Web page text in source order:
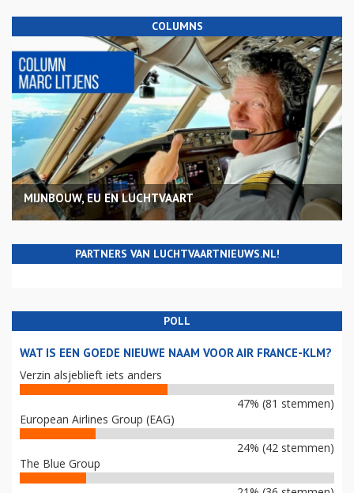
COLUMNS
MIJNBOUW, EU EN LUCHTVAART
PARTNERS VAN LUCHTVAARTNIEUWS.NL!
POLL
WAT IS EEN GOEDE NIEUWE NAAM VOOR AIR FRANCE-KLM?
Verzin alsjeblieft iets anders
47% (81 stemmen)
European Airlines Group (EAG)
24% (42 stemmen)
The Blue Group